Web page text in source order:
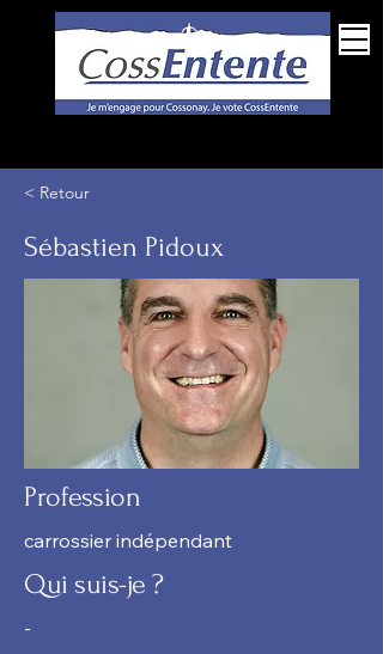
Espace membres
< Retour
Sébastien Pidoux
Profession
carrossier indépendant
Qui suis-je ?
-